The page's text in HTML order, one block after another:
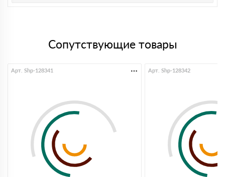
Сопутствующие товары
Арт. Shp-128341 Арт. Shp-128342